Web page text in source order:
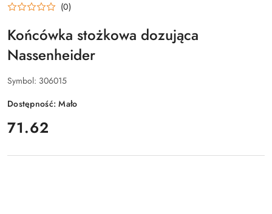
(0)
Końcówka stożkowa dozująca
Nassenheider
Symbol: 306015
Dostępność:Mało
cena:
71.62